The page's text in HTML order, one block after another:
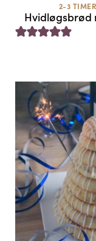
2-3 TIMER
Hvidløgsbrød